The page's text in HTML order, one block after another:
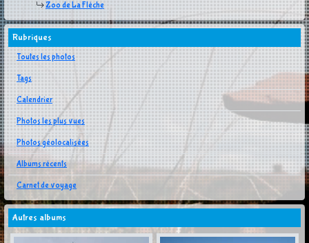
Zoo de La Flèche
Rubriques
Toutes les photos
Tags
Calendrier
Photos les plus vues
Photos géolocalisées
Albums récents
Carnet de voyage
Autres albums